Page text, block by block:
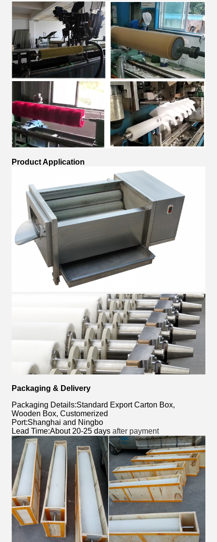
Product Application
Packaging & Delivery
Packaging Details:Standard Export Carton Box,
Wooden Box, Customerized
Port:Shanghai and Ningbo
Lead Time:About 20-25 days after payment